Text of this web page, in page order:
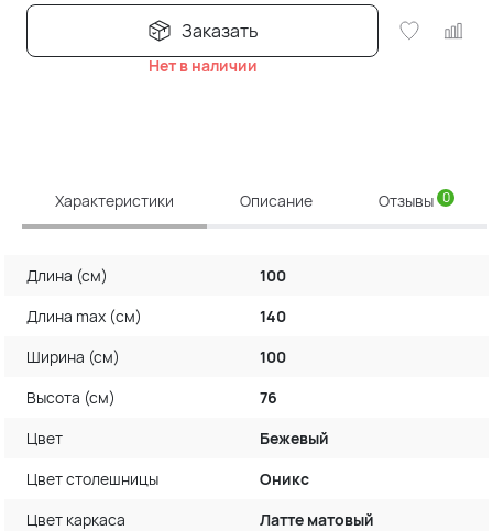
Заказать
Нет в наличии
Характеристики Описание Отзывы 0
Длина (см)
100
Длина max (см)
140
Ширина (см)
100
Высота (см)
76
Цвет
Бежевый
Цвет столешницы
Оникс
Цвет каркаса
Латте матовый